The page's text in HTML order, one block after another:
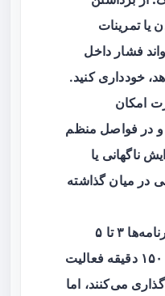
یا تمرینات
فشار داخل
خودداری کنید.
امکان
در فواصل منظم
ناگهانی یا
در میان گذاشته
اغلب برنامه‌ها ۳ تا ۵
جلسه در هفته با مجموع ۱۵۰ دقیقه فعالیت
می‌کنند، اما